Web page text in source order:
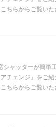
ちらからご覧いた
シャッターが簡単
チェンジ』をご
ちらからご覧いた